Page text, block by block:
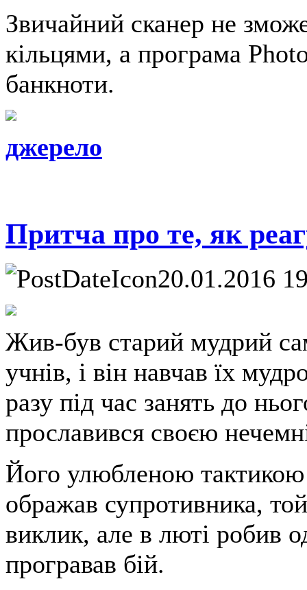
Звичайний сканер не
кільцями, а програма
банкноти.
джерело
Притча про те, як
20.01.2016
Жив-був старий мудрий
учнів, і він навчав їх
разу під час занять до
прославився своєю
Його улюбленою тактикою
ображав супротивника,
виклик, але в люті робив
програвав бій.